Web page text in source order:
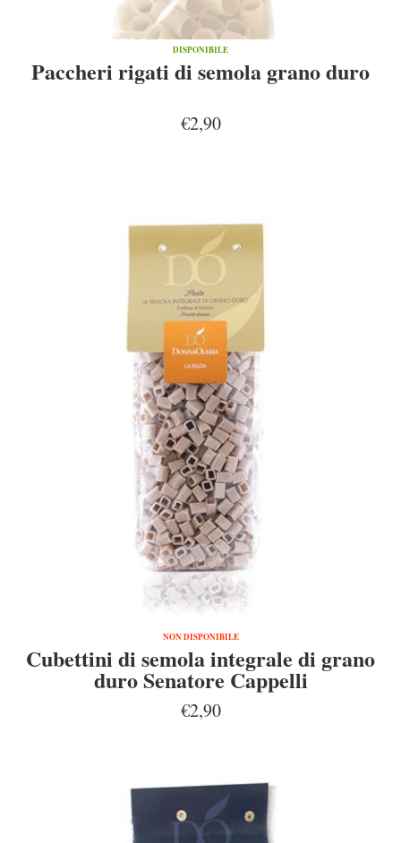
DISPONIBILE
Paccheri rigati di semola grano duro
€2,90
NON DISPONIBILE
Cubettini di semola integrale di grano
duro Senatore Cappelli
€2,90